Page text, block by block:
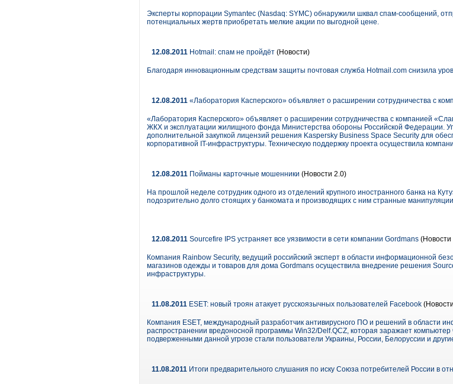
Эксперты корпорации Symantec (Nasdaq: SYMC) обнаружили шквал спам-сообщений,
потенциальных жертв приобретать мелкие акции по выгодной цене.
12.08.2011 Hotmail: спам не пройдёт (Новости)
Благодаря инновационным средствам защиты почтовая служба Hotmail.com снизила
12.08.2011 «Лаборатория Касперского» объявляет о расширении сотрудничества с
«Лаборатория Касперского» объявляет о расширении сотрудничества с компанией
ЖКХ и эксплуатации жилищного фонда Министерства обороны Российской Федерации.
дополнительной закупкой лицензий решения Kaspersky Business Space Security для
корпоративной IT-инфраструктуры. Техническую поддержку проекта осуществила
12.08.2011 Пойманы карточные мошенники (Новости 2.0)
На прошлой неделе сотрудник одного из отделений крупного иностранного банка на
подозрительно долго стоящих у банкомата и производящих с ним странные
12.08.2011 Sourcefire IPS устраняет все уязвимости в сети компании Gordmans (Новости
Компания Rainbow Security, ведущий российский эксперт в области информационной
магазинов одежды и товаров для дома Gordmans осуществила внедрение решения
инфраструктуры.
11.08.2011 ESET: новый троян атакует русскоязычных пользователей Facebook
Компания ESET, международный разработчик антивирусного ПО и решений в области
распространении вредоносной программы Win32/Delf.QCZ, которая заражает
подверженными данной угрозе стали пользователи Украины, России, Белоруссии и
11.08.2011 Итоги предварительного слушания по иску Союза потребителей России в